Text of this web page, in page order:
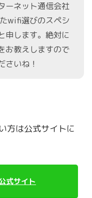
ーネット通信会社
wifi選びのスペシ
申します。絶対に
お教えしますので
さいね！
方は公式サイトに
式サイト